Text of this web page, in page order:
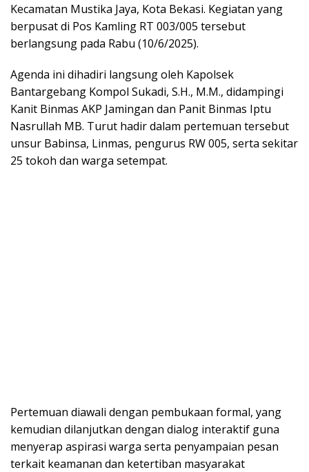
Kecamatan Mustika Jaya, Kota Bekasi. Kegiatan yang
berpusat di Pos Kamling RT 003/005 tersebut
berlangsung pada Rabu (10/6/2025).
Agenda ini dihadiri langsung oleh Kapolsek
Bantargebang Kompol Sukadi, S.H., M.M., didampingi
Kanit Binmas AKP Jamingan dan Panit Binmas Iptu
Nasrullah MB. Turut hadir dalam pertemuan tersebut
unsur Babinsa, Linmas, pengurus RW 005, serta sekitar
25 tokoh dan warga setempat.
Pertemuan diawali dengan pembukaan formal, yang
kemudian dilanjutkan dengan dialog interaktif guna
menyerap aspirasi warga serta penyampaian pesan
terkait keamanan dan ketertiban masyarakat